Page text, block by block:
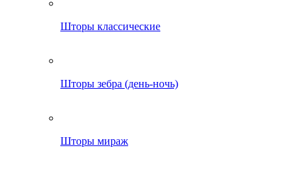
Шторы классические
Шторы зебра (день-ночь)
Шторы мираж